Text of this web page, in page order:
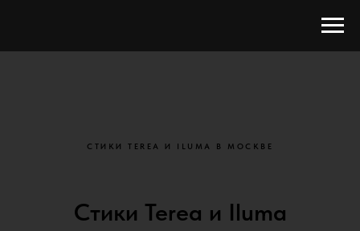
СТИКИ TEREA И ILUMA В МОСКВЕ
Стики Terea и Iluma